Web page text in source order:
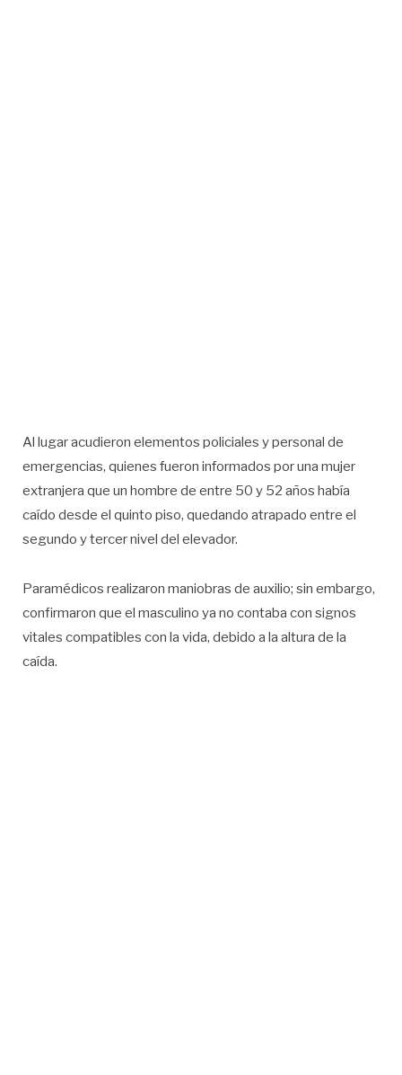
Al lugar acudieron elementos policiales y personal de
emergencias, quienes fueron informados por una mujer
extranjera que un hombre de entre 50 y 52 años había
caído desde el quinto piso, quedando atrapado entre el
segundo y tercer nivel del elevador.
Paramédicos realizaron maniobras de auxilio; sin embargo,
confirmaron que el masculino ya no contaba con signos
vitales compatibles con la vida, debido a la altura de la
caída.